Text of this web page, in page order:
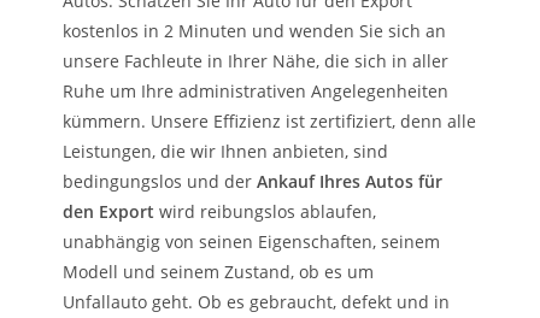
kostenlos in 2 Minuten und wenden Sie sich an
unsere Fachleute in Ihrer Nähe, die sich in aller
Ruhe um Ihre administrativen Angelegenheiten
kümmern. Unsere Effizienz ist zertifiziert, denn alle
Leistungen, die wir Ihnen anbieten, sind
bedingungslos und derAnkauf Ihres Autos für
den Export wird reibungslos ablaufen,
unabhängig von seinen Eigenschaften, seinem
Modell und seinem Zustand, ob es um
Unfallauto geht. Ob es gebraucht, defekt und in